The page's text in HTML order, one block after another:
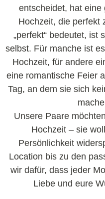
entscheidet, hat
Hochzeit, die perfekt
„perfekt“ bedeutet, ist
selbst. Für manche ist
Hochzeit, für andere
eine romantische Feier
Tag, an dem sie sich
Unsere Paare
Hochzeit – sie
Persönlichkeit
Location bis zu den
wir dafür, dass jeder
Liebe und eure